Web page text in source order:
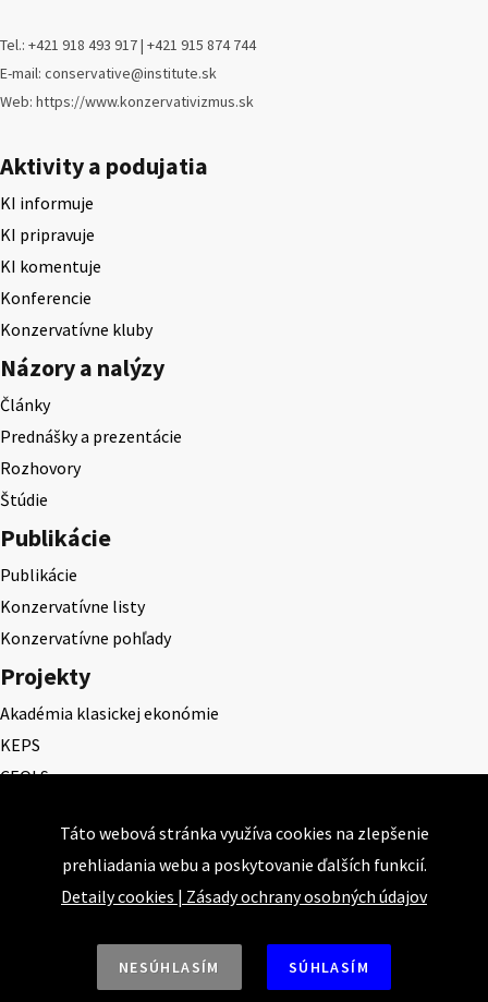
Tel.: +421 918 493 917 | +421 915 874 744
E-mail: conservative@institute.sk
Web: https://www.konzervativizmus.sk
Aktivity a podujatia
KI informuje
KI pripravuje
KI komentuje
Konferencie
Konzervatívne kluby
Názory a nalýzy
Články
Prednášky a prezentácie
Rozhovory
Štúdie
Publikácie
Publikácie
Konzervatívne listy
Konzervatívne pohľady
Projekty
Akadémia klasickej ekonómie
KEPS
CEQLS
Cena Ernesta Valka
Študentská esej
Deň daňového odbremenenia
Táto webová stránka využíva cookies na zlepšenie
prehliadania webu a poskytovanie ďalších funkcií.
Detaily cookies | Zásady ochrany osobných údajov
NESÚHLASÍM SÚHLASÍM